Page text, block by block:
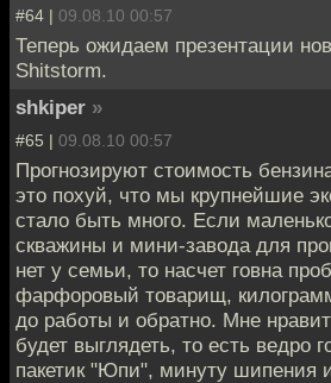
#64 | 09.08.10 00:57
Теперь ожидаем презентации
Shitstorm.
shkiper »
#65 | 09.08.10 00:57
Прогнозируют стоимость
это похуй, что мы крупнейшие
стало быть много. Если
скважины и мини-завода для
нет у семьи, то насчет говна
фарфоровый товарищ,
до работы и обратно. Мне
будет выглядеть, то есть ведро
пакетик "Юпи", минуту шипения